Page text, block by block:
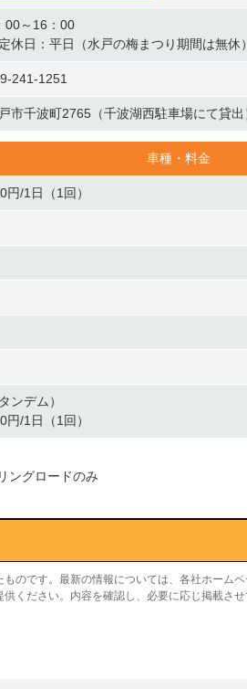
00～16：00
休日：平日（水戸の梅まつり期間は無休
241-1251
市千波町2765（千波湖西駐車場にて貸出
車種・料金
円/1日（1回）
タンデム）
円/1日（1回）
ングロードのみ
のです。最新の情報については、各社ホームペ
ください。内容を確認し、必要に応じ掲載させ